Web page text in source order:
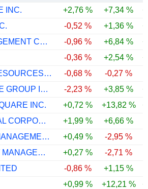
INC.
+2,76 % +7,34 %
-0,52 % +1,36 %
ARES MANAGEMENT CORPORATION
-0,96 % +6,84 %
-0,36 % +2,54 %
FRANKLIN RESOURCES, INC.
-0,68 % -0,27 %
THE CARLYLE GROUP INC.
-2,23 % +3,85 %
INC.
+0,72 % +13,82 %
ARES CAPITAL CORPORATION
+1,99 % +6,66 %
SBI FUNDS MANAGEMENT LIMITED
+0,49 %
-2,95 %
HDFC ASSET MANAGEMENT COMPANY LIMITED
+0,27 % -2,71 %
-0,86 % +1,15 %
+0,99 % +12,21 %